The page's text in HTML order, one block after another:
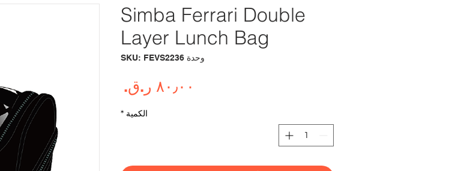
Simba Ferrari Double
Layer Lunch Bag
وحدة SKU: FEVS2236
الكمية *